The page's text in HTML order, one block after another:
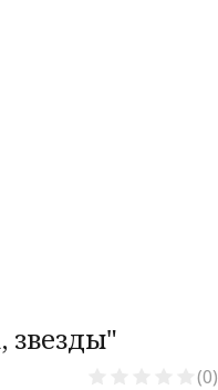
звезды"
(0)